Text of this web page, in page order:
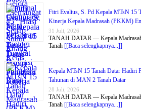
Fitri Evalius, S. Pd Kepala MTsN 15
Kinerja Kepala Madrasah (PKKM)
31 Juli, 2026
TANAH DATAR — Kepala
Tanah [[Baca selengkapnya...]]
Kepala MTsN 15 Tanah Datar Hadiri
Tahunan di MAN 2 Tanah Datar
28 Juli, 2026
TANAH DATAR — Kepala
Tanah [[Baca selengkapnya...]]